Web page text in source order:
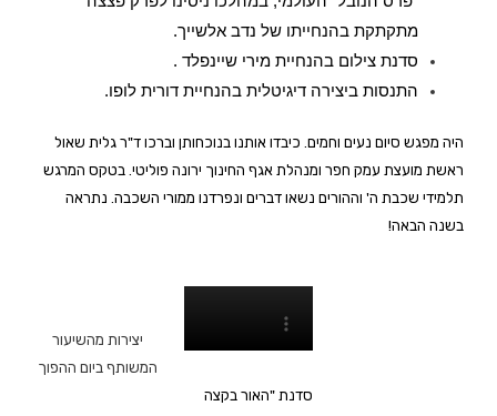
מתקתקת בהנחייתו של נדב אלשייך.
סדנת צילום בהנחיית מירי שיינפלד .
התנסות ביצירה דיגיטלית בהנחיית דורית לופו.
היה מפגש סיום נעים וחמים. כיבדו אותנו בנוכחותן וברכו ד"ר גלית שאול
ראשת מועצת עמק חפר ומנהלת אגף החינוך ירונה פוליטי. בטקס המרגש
תלמידי שכבת ה' וההורים נשאו דברים ונפרדנו ממורי השכבה. נתראה
בשנה הבאה!
סדנת "האור בקצה
יצירות מהשיעור
המשותף ביום ההפוך